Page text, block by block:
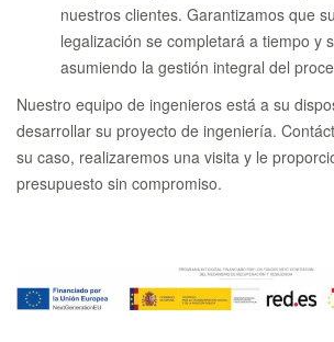
nuestros clientes. Garantizamos que
legalización se completará a tiempo y
asumiendo la gestión integral del
Nuestro equipo de ingenieros está a su
desarrollar su proyecto de ingeniería.
su caso, realizaremos una visita y le
presupuesto sin compromiso.